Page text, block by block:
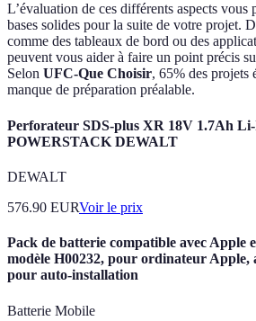
L’évaluation de ces différents aspects vous
bases solides pour la suite de votre projet.
comme des tableaux de bord ou des
peuvent vous aider à faire un point précis
Selon UFC-Que Choisir, 65% des projets
manque de préparation préalable.
Perforateur SDS-plus XR 18V 1.7Ah
POWERSTACK DEWALT
DEWALT
576.90 EURVoir le prix
Pack de batterie compatible avec Apple
modèle H00232, pour ordinateur Apple,
pour auto-installation
Batterie Mobile